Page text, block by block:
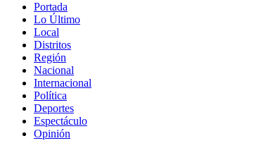
Portada
Lo Último
Local
Distritos
Región
Nacional
Internacional
Política
Deportes
Espectáculo
Opinión